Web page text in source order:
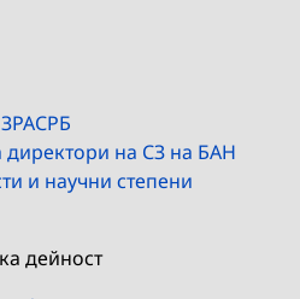
директори на СЗ на БАН
и научни степени
дейност